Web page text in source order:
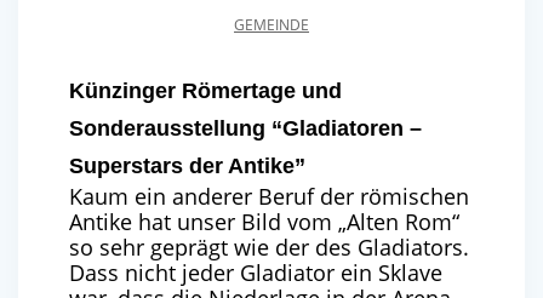
GEMEINDE
Künzinger Römertage und
Sonderausstellung “Gladiatoren –
Superstars der Antike”
Kaum ein anderer Beruf der römischen
Antike hat unser Bild vom „Alten Rom“
so sehr geprägt wie der des Gladiators.
Dass nicht jeder Gladiator ein Sklave